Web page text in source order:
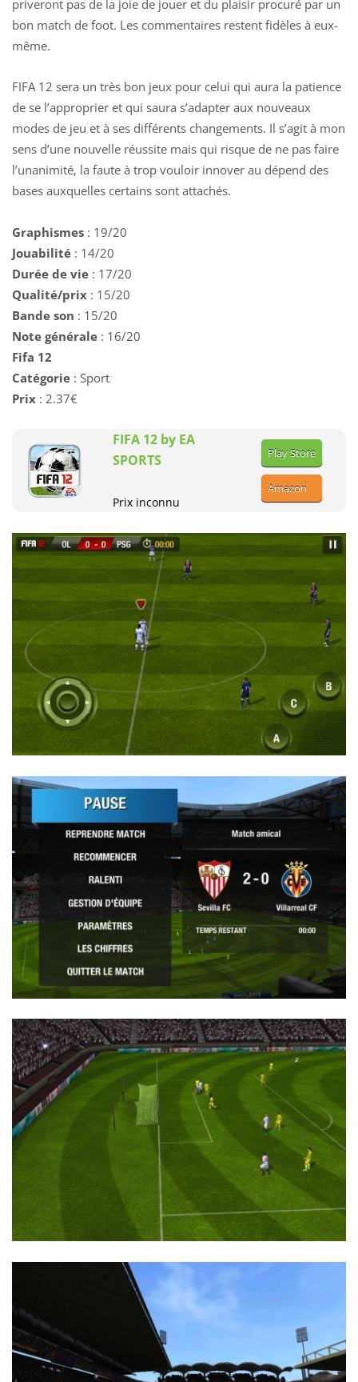
priveront pas de la joie de jouer et du plaisir procuré par un
bon match de foot. Les commentaires restent fidèles à eux-
même.
FIFA 12 sera un très bon jeux pour celui qui aura la patience
de se l’approprier et qui saura s’adapter aux nouveaux
modes de jeu et à ses différents changements. Il s’agit à mon
sens d’une nouvelle réussite mais qui risque de ne pas faire
l’unanimité, la faute à trop vouloir innover au dépend des
bases auxquelles certains sont attachés.
Graphismes : 19/20
Jouabilité : 14/20
Durée de vie : 17/20
Qualité/prix : 15/20
Bande son : 15/20
Note générale : 16/20
Fifa 12
Catégorie : Sport
Prix : 2.37€
FIFA 12 by EA
SPORTS
Prix inconnu
Play Store
Amazon